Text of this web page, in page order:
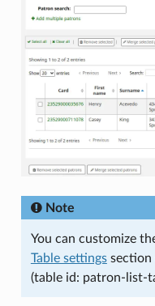
Note
You can customize
Table settingssection
(table id: patron-list-